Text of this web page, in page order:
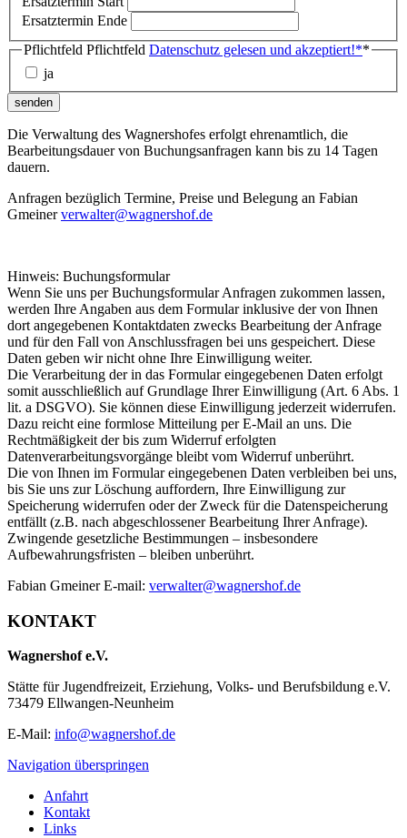
Ersatztermin Ende
Pflichtfeld Pflichtfeld Datenschutz gelesen und akzeptiert!**
ja
senden
Die Verwaltung des Wagnershofes erfolgt ehrenamtlich, die
Bearbeitungsdauer von Buchungsanfragen kann bis zu 14 Tagen
dauern.
Anfragen bezüglich Termine, Preise und Belegung an Fabian
Gmeinerverwalter@wagnershof.de
Hinweis: Buchungsformular
Wenn Sie uns per Buchungsformular Anfragen zukommen lassen,
werden Ihre Angaben aus dem Formular inklusive der von Ihnen
dort angegebenen Kontaktdaten zwecks Bearbeitung der Anfrage
und für den Fall von Anschlussfragen bei uns gespeichert. Diese
Daten geben wir nicht ohne Ihre Einwilligung weiter.
Die Verarbeitung der in das Formular eingegebenen Daten erfolgt
somit ausschließlich auf Grundlage Ihrer Einwilligung (Art. 6 Abs. 1
lit. a DSGVO). Sie können diese Einwilligung jederzeit widerrufen.
Dazu reicht eine formlose Mitteilung per E-Mail an uns. Die
Rechtmäßigkeit der bis zum Widerruf erfolgten
Datenverarbeitungsvorgänge bleibt vom Widerruf unberührt.
Die von Ihnen im Formular eingegebenen Daten verbleiben bei uns,
bis Sie uns zur Löschung auffordern, Ihre Einwilligung zur
Speicherung widerrufen oder der Zweck für die Datenspeicherung
entfällt (z.B. nach abgeschlossener Bearbeitung Ihrer Anfrage).
Zwingende gesetzliche Bestimmungen – insbesondere
Aufbewahrungsfristen – bleiben unberührt.
Fabian Gmeiner E-mail: verwalter@wagnershof.de
KONTAKT
Wagnershof e.V.
Stätte für Jugendfreizeit, Erziehung, Volks- und Berufsbildung e.V.
73479 Ellwangen-Neunheim
E-Mail: info@wagnershof.de
Navigation überspringen
Anfahrt
Kontakt
Links